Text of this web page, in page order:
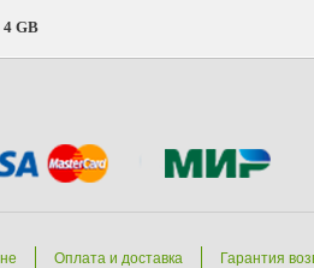
4 GB
Оплата и доставка Гарантия